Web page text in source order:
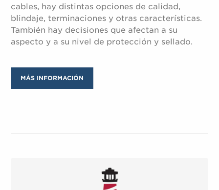
cables, hay distintas opciones de calidad,
blindaje, terminaciones y otras características.
También hay decisiones que afectan a su
aspecto y a su nivel de protección y sellado.
MÁS INFORMACIÓN